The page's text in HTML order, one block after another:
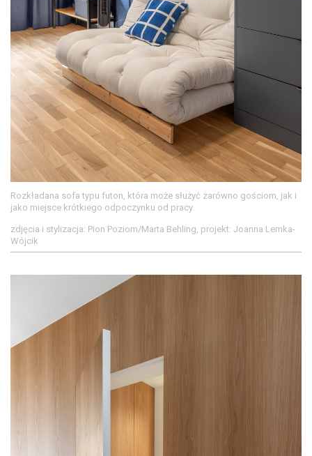
Rozkładana sofa typu futon, która może służyć zarówno gościom, jak i
jako miejsce krótkiego odpoczynku od pracy.
zdjęcia i stylizacja: Pion Poziom/Marta Behling, projekt: Joanna Lemka-
Wójcik